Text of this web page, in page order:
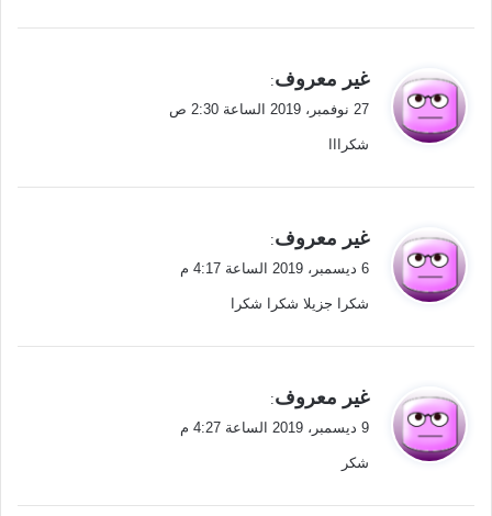
ي
ل
غير معروف:
27 نوفمبر، 2019 الساعة 2:30 ص
شكرااا
ي
ل
غير معروف:
6 ديسمبر، 2019 الساعة 4:17 م
شكرا جزيلا شكرا شكرا
ي
ل
غير معروف:
9 ديسمبر، 2019 الساعة 4:27 م
شكر